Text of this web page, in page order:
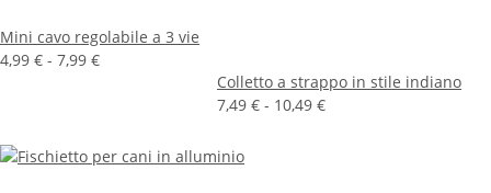
Mini cavo regolabile a 3 vie
4,99 € - 7,99 €
Colletto a strappo in stile indiano
7,49 € - 10,49 €